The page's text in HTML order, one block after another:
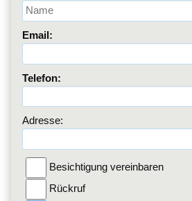
Email:
Telefon:
Adresse:
Besichtigung vereinbaren
Rückruf